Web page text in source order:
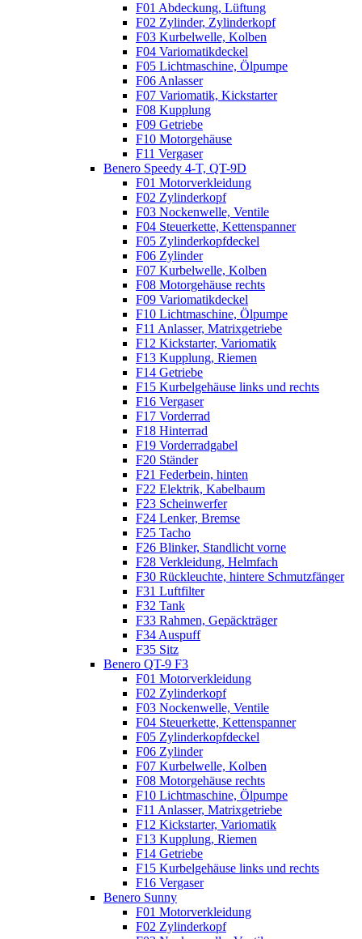
F01 Abdeckung, Lüftung
F02 Zylinder, Zylinderkopf
F03 Kurbelwelle, Kolben
F04 Variomatikdeckel
F05 Lichtmaschine, Ölpumpe
F06 Anlasser
F07 Variomatik, Kickstarter
F08 Kupplung
F09 Getriebe
F10 Motorgehäuse
F11 Vergaser
Benero Speedy 4-T, QT-9D
F01 Motorverkleidung
F02 Zylinderkopf
F03 Nockenwelle, Ventile
F04 Steuerkette, Kettenspanner
F05 Zylinderkopfdeckel
F06 Zylinder
F07 Kurbelwelle, Kolben
F08 Motorgehäuse rechts
F09 Variomatikdeckel
F10 Lichtmaschine, Ölpumpe
F11 Anlasser, Matrixgetriebe
F12 Kickstarter, Variomatik
F13 Kupplung, Riemen
F14 Getriebe
F15 Kurbelgehäuse links und rechts
F16 Vergaser
F17 Vorderrad
F18 Hinterrad
F19 Vorderradgabel
F20 Ständer
F21 Federbein, hinten
F22 Elektrik, Kabelbaum
F23 Scheinwerfer
F24 Lenker, Bremse
F25 Tacho
F26 Blinker, Standlicht vorne
F28 Verkleidung, Helmfach
F30 Rückleuchte, hintere Schmutzfänger
F31 Luftfilter
F32 Tank
F33 Rahmen, Gepäckträger
F34 Auspuff
F35 Sitz
Benero QT-9 F3
F01 Motorverkleidung
F02 Zylinderkopf
F03 Nockenwelle, Ventile
F04 Steuerkette, Kettenspanner
F05 Zylinderkopfdeckel
F06 Zylinder
F07 Kurbelwelle, Kolben
F08 Motorgehäuse rechts
F10 Lichtmaschine, Ölpumpe
F11 Anlasser, Matrixgetriebe
F12 Kickstarter, Variomatik
F13 Kupplung, Riemen
F14 Getriebe
F15 Kurbelgehäuse links und rechts
F16 Vergaser
Benero Sunny
F01 Motorverkleidung
F02 Zylinderkopf